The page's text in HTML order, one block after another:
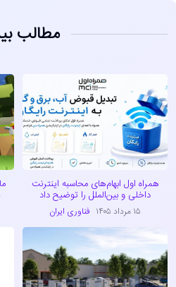
مطالب
همراه اول ابهام‌های محاسبه اینترنت
داخلی و بین‌الملل را توضیح داد
۱۵ مرداد ۱۴۰۵ فناوری ایران